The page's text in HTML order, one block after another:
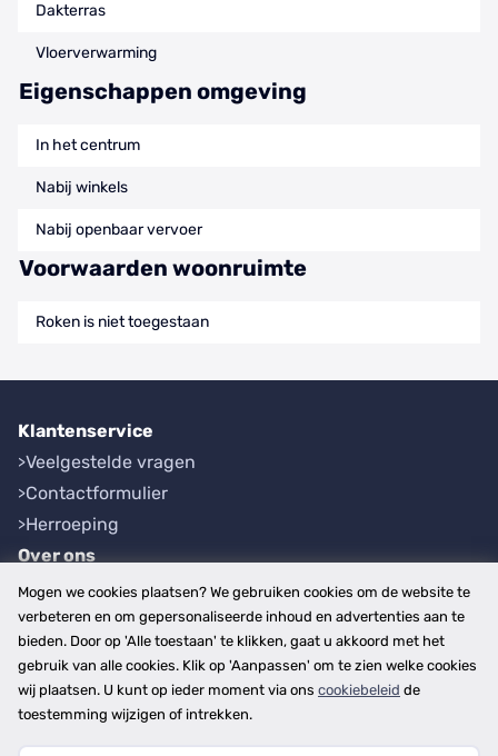
Dakterras
Vloerverwarming
Eigenschappen omgeving
In het centrum
Nabij winkels
Nabij openbaar vervoer
Voorwaarden woonruimte
Roken is niet toegestaan
Klantenservice
Veelgestelde vragen
Contactformulier
Herroeping
Over ons
Bedrijfsgegevens
Werkwijze
Overzichten
Plaatsen
Provincies
Mogen we cookies plaatsen? We gebruiken cookies om de website te
verbeteren en om gepersonaliseerde inhoud en advertenties aan te
bieden. Door op 'Alle toestaan' te klikken, gaat u akkoord met het
gebruik van alle cookies. Klik op 'Aanpassen' om te zien welke cookies
wij plaatsen. U kunt op ieder moment via ons cookiebeleid de
toestemming wijzigen of intrekken.